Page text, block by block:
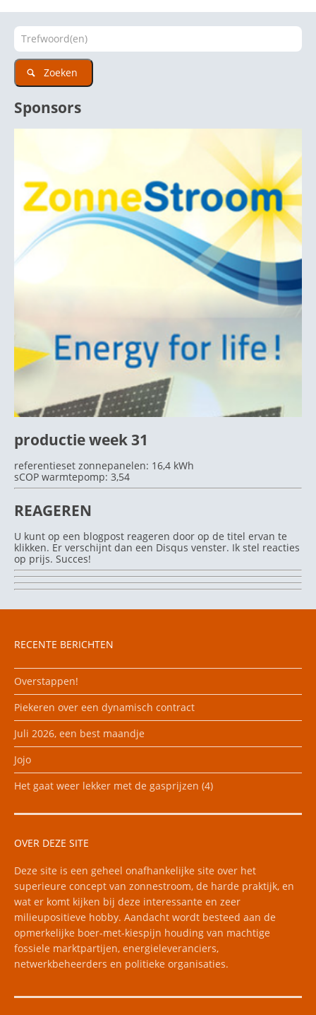
Zoeken
Sponsors
productie week 31
referentieset zonnepanelen: 16,4 kWh
sCOP warmtepomp: 3,54
REAGEREN
U kunt op een blogpost reageren door op de titel ervan te
klikken. Er verschijnt dan een Disqus venster. Ik stel reacties
op prijs. Succes!
RECENTE BERICHTEN
Overstappen!
Piekeren over een dynamisch contract
Juli 2026, een best maandje
Jojo
Het gaat weer lekker met de gasprijzen (4)
OVER DEZE SITE
Deze site is een geheel onafhankelijke site over het
superieure concept van zonnestroom, de harde praktijk, en
wat er komt kijken bij deze interessante en zeer
milieupositieve hobby. Aandacht wordt besteed aan de
opmerkelijke boer-met-kiespijn houding van machtige
fossiele marktpartijen, energieleveranciers,
netwerkbeheerders en politieke organisaties.